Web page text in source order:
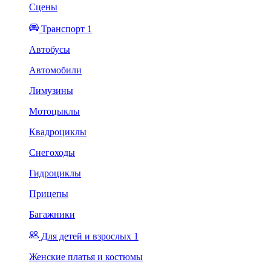
Сцены
Транспорт 1
Автобусы
Автомобили
Лимузины
Мотоцыклы
Квадроциклы
Снегоходы
Гидроциклы
Прицепы
Багажники
Для детей и взрослых 1
Женские платья и костюмы